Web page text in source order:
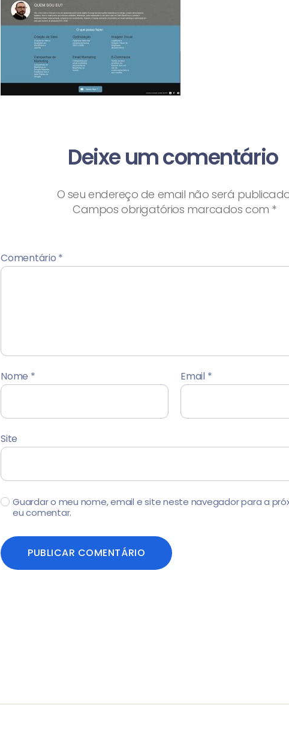
Deixe um comentário
O seu endereço de email não será
Campos obrigatórios marcados com *
Comentário *
Nome * Email *
Site
Guardar o meu nome, email e site neste navegador para a
eu comentar.